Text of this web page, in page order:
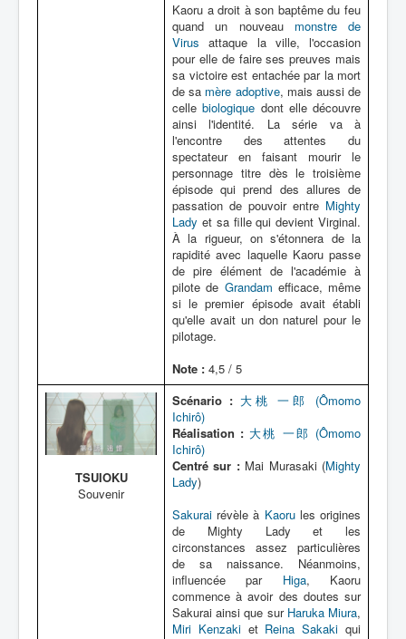
Kaoru a droit à son baptême du feu
quand un nouveau monstre de
Virus attaque la ville, l'occasion
pour elle de faire ses preuves mais
sa victoire est entachée par la mort
de sa mère adoptive, mais aussi de
cellebiologique dont elle découvre
ainsi l'identité. La série va à
l'encontre des attentes du
spectateur en faisant mourir le
personnage titre dès le troisième
épisode qui prend des allures de
passation de pouvoir entre Mighty
Lady et sa fille qui devient Virginal.
À la rigueur, on s'étonnera de la
rapidité avec laquelle Kaoru passe
de pire élément de l'académie à
pilote de Grandam efficace, même
si le premier épisode avait établi
qu'elle avait un don naturel pour le
pilotage.
Note : 4,5 / 5
TSUIOKU
Souvenir
Scénario : 大桃 一郎 (Ômomo
Ichirô)
Réalisation : 大桃 一郎 (Ômomo
Ichirô)
Centré sur :Mai Murasaki (Mighty
Lady)
Sakurai révèle à Kaorules origines
de Mighty Lady et les
circonstances assez particulières
de sa naissance. Néanmoins,
influencée par Higa, Kaoru
commence à avoir des doutes sur
Sakurai ainsi que sur Haruka Miura,
Miri Kenzakiet Reina Sakaki qui